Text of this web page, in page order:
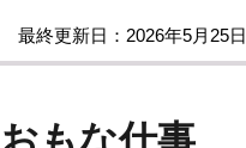
最終更新日：2026年5月25日